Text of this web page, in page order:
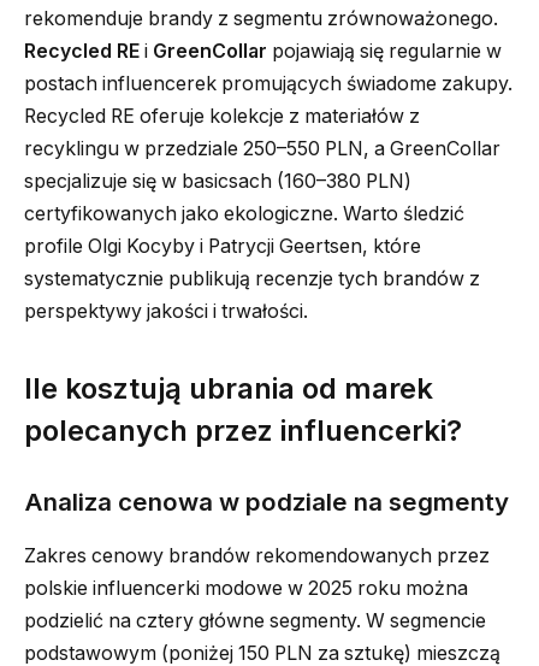
rekomenduje brandy z segmentu zrównoważonego.
Recycled RE i GreenCollar pojawiają się regularnie w
postach influencerek promujących świadome zakupy.
Recycled RE oferuje kolekcje z materiałów z
recyklingu w przedziale 250–550 PLN, a GreenCollar
specjalizuje się w basicsach (160–380 PLN)
certyfikowanych jako ekologiczne. Warto śledzić
profile Olgi Kocyby i Patrycji Geertsen, które
systematycznie publikują recenzje tych brandów z
perspektywy jakości i trwałości.
Ile kosztują ubrania od marek
polecanych przez influencerki?
Analiza cenowa w podziale na segmenty
Zakres cenowy brandów rekomendowanych przez
polskie influencerki modowe w 2025 roku można
podzielić na cztery główne segmenty. W segmencie
podstawowym (poniżej 150 PLN za sztukę) mieszczą